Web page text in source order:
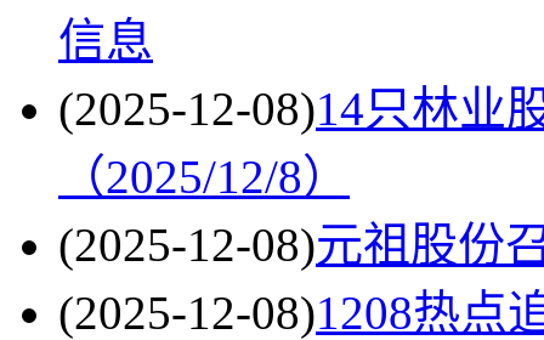
信息
(2025-12-08)14只林业
（2025/12/8）
(2025-12-08)元祖股份
(2025-12-08)1208热点